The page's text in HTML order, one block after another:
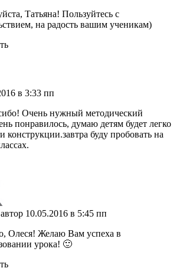
Татьяна! Пользуйтесь с
на радость вашим ученикам)
в 3:33 пп
Очень нужный методический
понравилось, думаю детям будет легко
конструкции.завтра буду пробовать на
автор 10.05.2016 в 5:45 пп
Олеся! Желаю Вам успеха в
урока! 🙂